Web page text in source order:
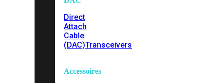
Direct
Attach
Cable
(DAC)Transceivers
Accessoires